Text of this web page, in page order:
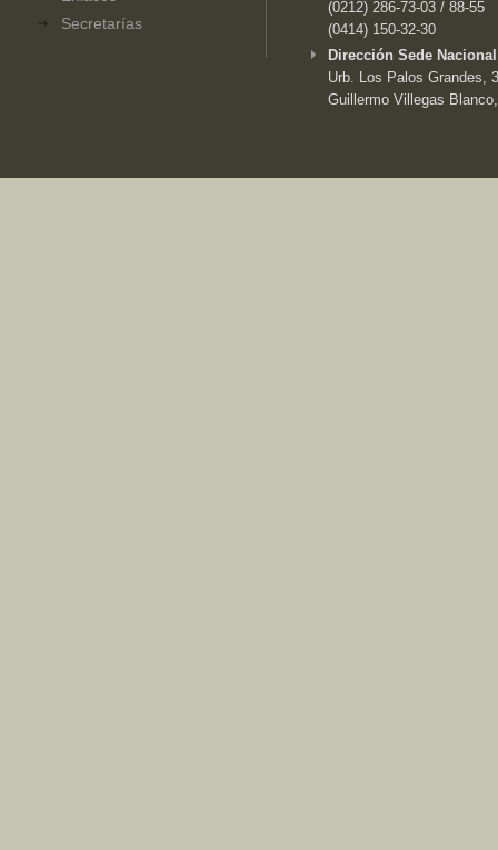
Secretarías
(0212) 286-73-03 / 88-55
(0414) 150-32-30
Dirección Sede
Urb. Los Palos Grandes,
Guillermo Villegas